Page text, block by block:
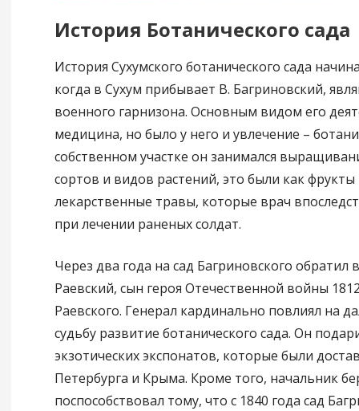
История Ботанического сада
История Сухумского ботанического сада
когда в Сухум прибывает В. Багриновский,
военного гарнизона. Основным видом его
медицина, но было у него и увлечение –
собственном участке он занимался
сортов и видов растений, это были как
лекарственные травы, которые врач
при лечении раненых солдат.
Через два года на сад Багриновского обратил
Раевский, сын героя Отечественной войны
Раевского. Генерал кардинально повлиял на
судьбу развитие ботанического сада. Он
экзотических экспонатов, которые были
Петербурга и Крыма. Кроме того, начальник
поспособствовал тому, что с 1840 года сад